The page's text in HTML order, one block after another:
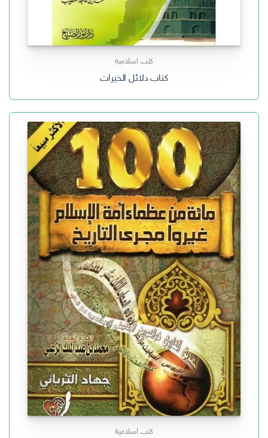
كتب اسلامية
كتاب دلائل الخيرات
كتب اسلامية